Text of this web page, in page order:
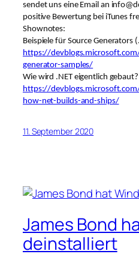
sendet uns eine Email an
positive Bewertung bei iTunes
Shownotes:
Beispiele für Source Generators
https://
generator-samples/
Wie wird .NET eigentlich gebaut?
https://
how-net-builds-and-ships/
11. September 2020
James Bond
deinstalliert